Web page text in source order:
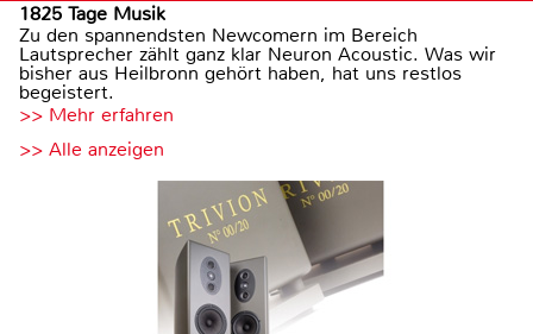
1825 Tage Musik
Zu den spannendsten Newcomern im Bereich
Lautsprecher zählt ganz klar Neuron Acoustic. Was wir
bisher aus Heilbronn gehört haben, hat uns restlos
begeistert.
>> Mehr erfahren
>> Alle anzeigen